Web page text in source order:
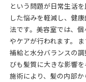
という問題が日常生活
した悩みを軽減し、健
法です。美容室では、
やケアが行われます。
補給と水分バランスの
びも髪質に大きな影響
施術により、髪の内部